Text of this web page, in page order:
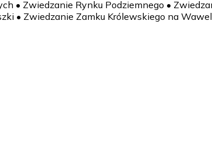
• Zwiedzanie Rynku Podziemnego •
• Zwiedzanie Zamku Królewskiego na